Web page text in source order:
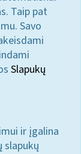
Taip pat
Savo
Slapukų
ir įgalina
slapukų